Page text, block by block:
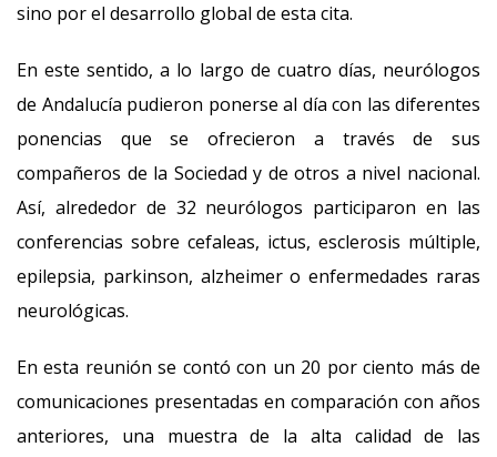
sino por el desarrollo global de esta cita.
En este sentido, a lo largo de cuatro días, neurólogos
de Andalucía pudieron ponerse al día con las diferentes
ponencias que se ofrecieron a través de sus
compañeros de la Sociedad y de otros a nivel nacional.
Así, alrededor de 32 neurólogos participaron en las
conferencias sobre cefaleas, ictus, esclerosis múltiple,
epilepsia, parkinson, alzheimer o enfermedades raras
neurológicas.
En esta reunión se contó con un 20 por ciento más de
comunicaciones presentadas en comparación con años
anteriores, una muestra de la alta calidad de las